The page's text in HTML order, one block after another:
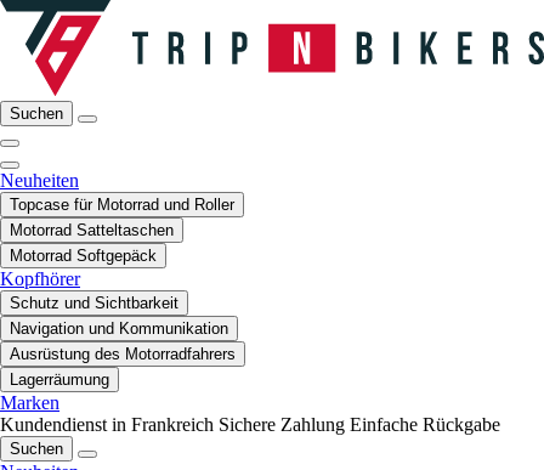
Suchen
Neuheiten
Topcase für Motorrad und Roller
Motorrad Satteltaschen
Motorrad Softgepäck
Kopfhörer
Schutz und Sichtbarkeit
Navigation und Kommunikation
Ausrüstung des Motorradfahrers
Lagerräumung
Marken
Kundendienst in Frankreich Sichere Zahlung Einfache Rückgabe
Suchen